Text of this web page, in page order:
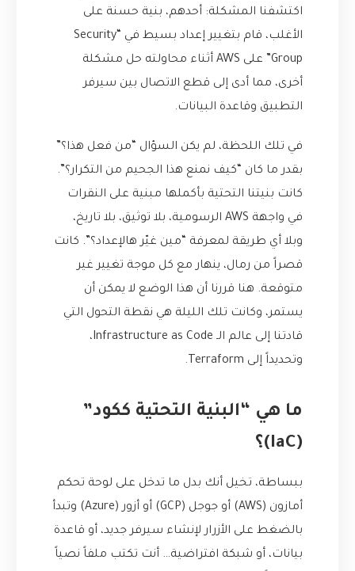
اكتشفنا المشكلة: أحدهم، بنية حسنة على
الأغلب، قام بتغيير إعداد بسيط في “Security
Group” على AWS أثناء محاولته حل مشكلة
أخرى، مما أدى إلى قطع الاتصال بين سيرفر
التطبيق وقاعدة البيانات.
في تلك اللحظة، لم يكن السؤال “من فعل هذا؟”
بقدر ما كان “كيف نمنع هذا الجحيم من التكرار؟”.
كانت بنيتنا التحتية بأكملها مبنية على النقرات
في واجهة AWS الرسومية، بلا توثيق، بلا تاريخ،
وبلا أي طريقة لمعرفة “مين غيّر هالإعداد؟”. كانت
قصراً من رمال، ينهار مع كل موجة تغيير غير
متوقعة. هنا قررنا أن هذا الوضع لا يمكن أن
يستمر، وكانت تلك الليلة هي نقطة التحول التي
قادتنا إلى عالم الـ Infrastructure as Code،
وتحديداً إلى Terraform.
ما هي “البنية التحتية ككود”
(IaC)؟
ببساطة، تخيل أنك بدل ما تدخل على لوحة تحكم
أمازون (AWS) أو جوجل (GCP) أو أزور (Azure) وتبدأ
بالضغط على الأزرار لإنشاء سيرفر جديد، أو قاعدة
بيانات، أو شبكة افتراضية… أنت تكتب ملفاً نصياً